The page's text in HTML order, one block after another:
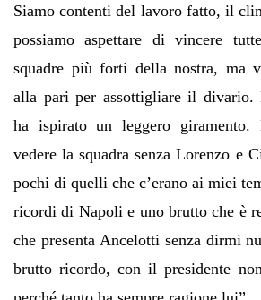
Siamo contenti del lavoro fatto, il
possiamo aspettare di vincere
squadre più forti della nostra, ma
alla pari per assottigliare il divario.
ha ispirato un leggero giramento.
vedere la squadra senza Lorenzo e
pochi di quelli che c’erano ai miei
ricordi di Napoli e uno brutto che è
che presenta Ancelotti senza dirmi
brutto ricordo, con il presidente